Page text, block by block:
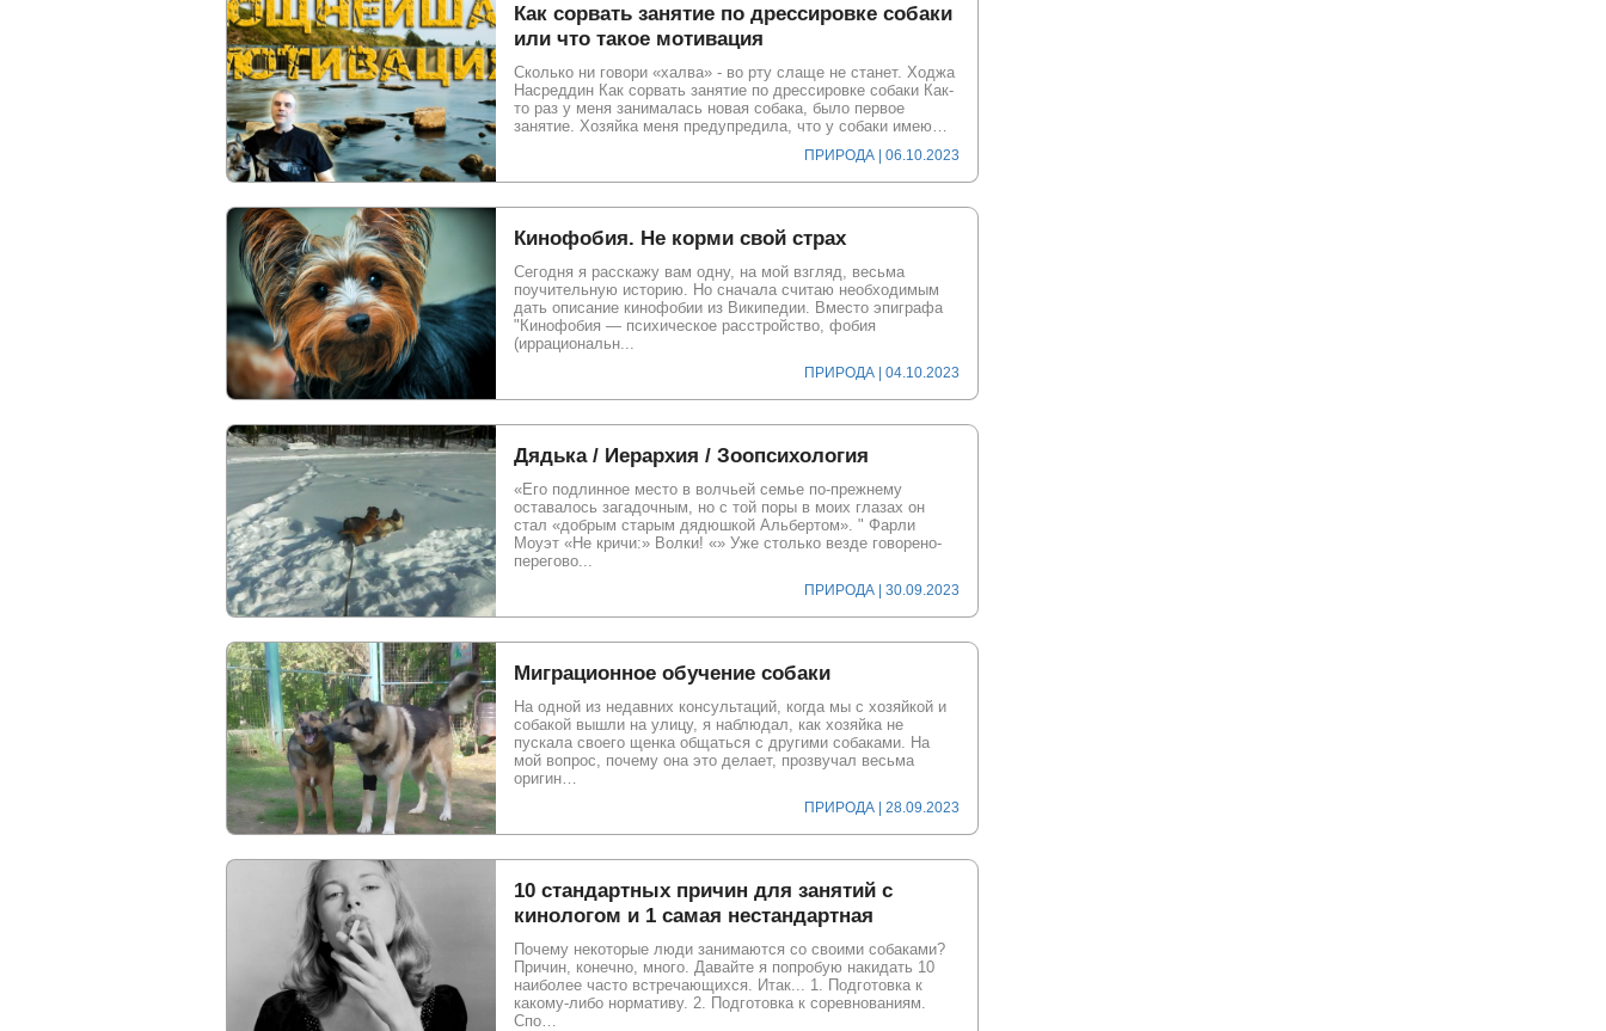
Как сорвать занятие по дрессировке собаки
или что такое мотивация
Сколько ни говори «халва» - во рту слаще не станет. Ходжа
Насреддин Как сорвать занятие по дрессировке собаки Как-
то раз у меня занималась новая собака, было первое
занятие. Хозяйка меня предупредила, что у собаки имею…
ПРИРОДА | 06.10.2023
Кинофобия. Не корми свой страх
Сегодня я расскажу вам одну, на мой взгляд, весьма
поучительную историю. Но сначала считаю необходимым
дать описание кинофобии из Википедии. Вместо эпиграфа
"Кинофобия — психическое расстройство, фобия
(иррациональн...
ПРИРОДА | 04.10.2023
Дядька / Иерархия / Зоопсихология
«Его подлинное место в волчьей семье по-прежнему
оставалось загадочным, но с той поры в моих глазах он
стал «добрым старым дядюшкой Альбертом». " Фарли
Моуэт «Не кричи:» Волки! «» Уже столько везде говорено-
перегово...
ПРИРОДА | 30.09.2023
Миграционное обучение собаки
На одной из недавних консультаций, когда мы с хозяйкой и
собакой вышли на улицу, я наблюдал, как хозяйка не
пускала своего щенка общаться с другими собаками. На
мой вопрос, почему она это делает, прозвучал весьма
оригин…
ПРИРОДА | 28.09.2023
10 стандартных причин для занятий с
кинологом и 1 самая нестандартная
Почему некоторые люди занимаются со своими собаками?
Причин, конечно, много. Давайте я попробую накидать 10
наиболее часто встречающихся. Итак... 1. Подготовка к
какому-либо нормативу. 2. Подготовка к соревнованиям.
Спо…